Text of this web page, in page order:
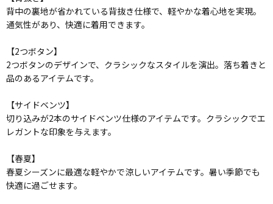
背中の裏地が省かれている背抜き仕様で、軽やかな着心地を実現。
通気性があり、快適に着用できます。
【2つボタン】
2つボタンのデザインで、クラシックなスタイルを演出。落ち着きと
品のあるアイテムです。
【サイドベンツ】
切り込みが2本のサイドベンツ仕様のアイテムです。クラシックでエ
レガントな印象を与えます。
【春夏】
春夏シーズンに最適な軽やかで涼しいアイテムです。暑い季節でも
快適に過ごせます。